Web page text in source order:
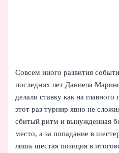
Совсем иного развития
последних лет Даниела
делали ставку как на
этот раз турнир явно не
сбитый ритм и вынужденная
место, а за попадание в
лишь шестая позиция в